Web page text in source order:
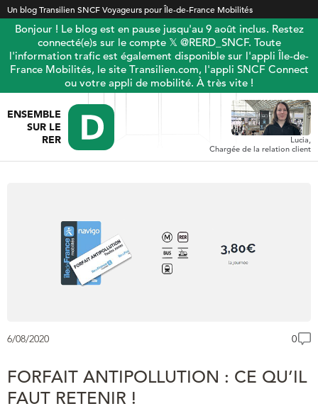
Un blog Transilien SNCF Voyageurs pour Île-de-France Mobilités
Bonjour ! Le blog est en pause jusqu'au 9 août inclus. Restez
connecté(e)s sur le compte 𝕏 @RERD_SNCF. Toute
l'information trafic est également disponible sur l'appli Île-de-
France Mobilités, le site Transilien.com, l'appli SNCF Connect
ou votre appli de mobilité. À très vite !
ENSEMBLE
SUR LE
RER
Lucia,
Chargée de la relation client
6/08/2020 0
FORFAIT ANTIPOLLUTION : CE QU’IL
FAUT RETENIR !